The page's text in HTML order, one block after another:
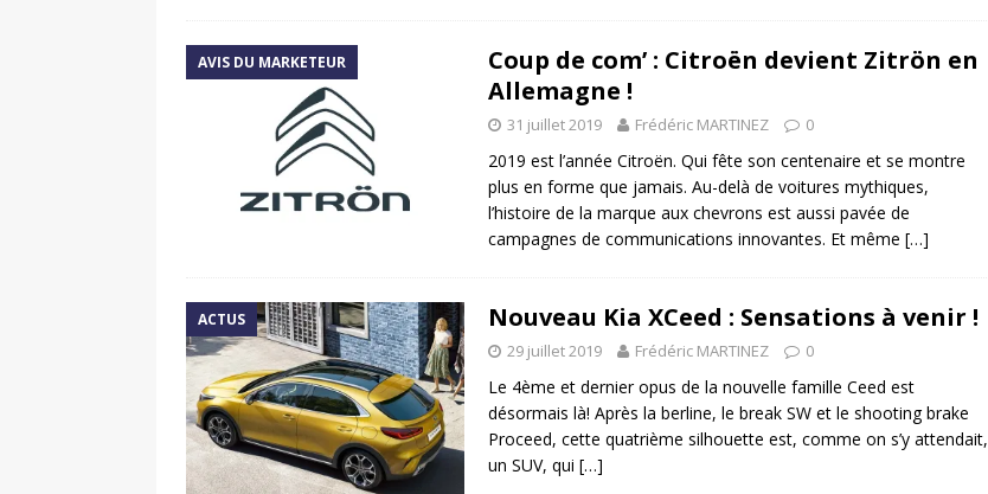
AVIS DU MARKETEUR
Coup de com’ : Citroën devient Zitrön en
Allemagne !
31 juillet 2019 Frédéric MARTINEZ 0
2019 est l’année Citroën. Qui fête son centenaire et se montre
plus en forme que jamais. Au-delà de voitures mythiques,
l’histoire de la marque aux chevrons est aussi pavée de
campagnes de communications innovantes. Et même […]
ACTUS Nouveau Kia XCeed : Sensations à venir !
29 juillet 2019 Frédéric MARTINEZ 0
Le 4ème et dernier opus de la nouvelle famille Ceed est
désormais là! Après la berline, le break SW et le shooting brake
Proceed, cette quatrième silhouette est, comme on s’y attendait,
un SUV, qui […]